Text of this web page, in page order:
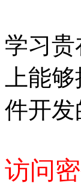
学习贵
上能
件开发
访问